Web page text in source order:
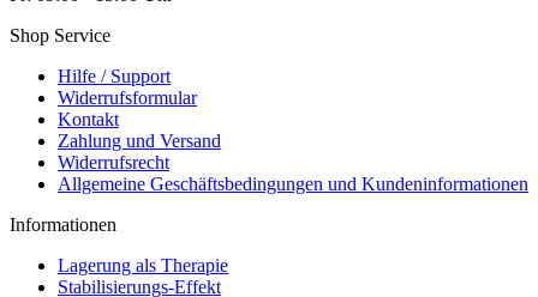
Shop Service
Hilfe / Support
Widerrufsformular
Kontakt
Zahlung und Versand
Widerrufsrecht
Allgemeine Geschäftsbedingungen und Kundeninformationen
Informationen
Lagerung als Therapie
Stabilisierungs-Effekt